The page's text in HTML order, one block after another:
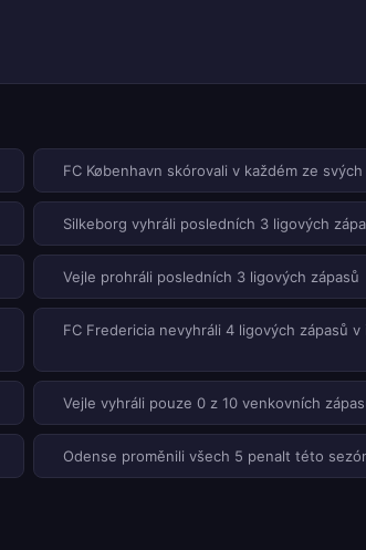
FC København skórovali v každém ze
Silkeborg vyhráli posledních 3 ligových
Vejle prohráli posledních 3 ligových zápasů
FC Fredericia nevyhráli 4 ligových zápasů v
Vejle vyhráli pouze 0 z 10 venkovních
Odense proměnili všech 5 penalt této